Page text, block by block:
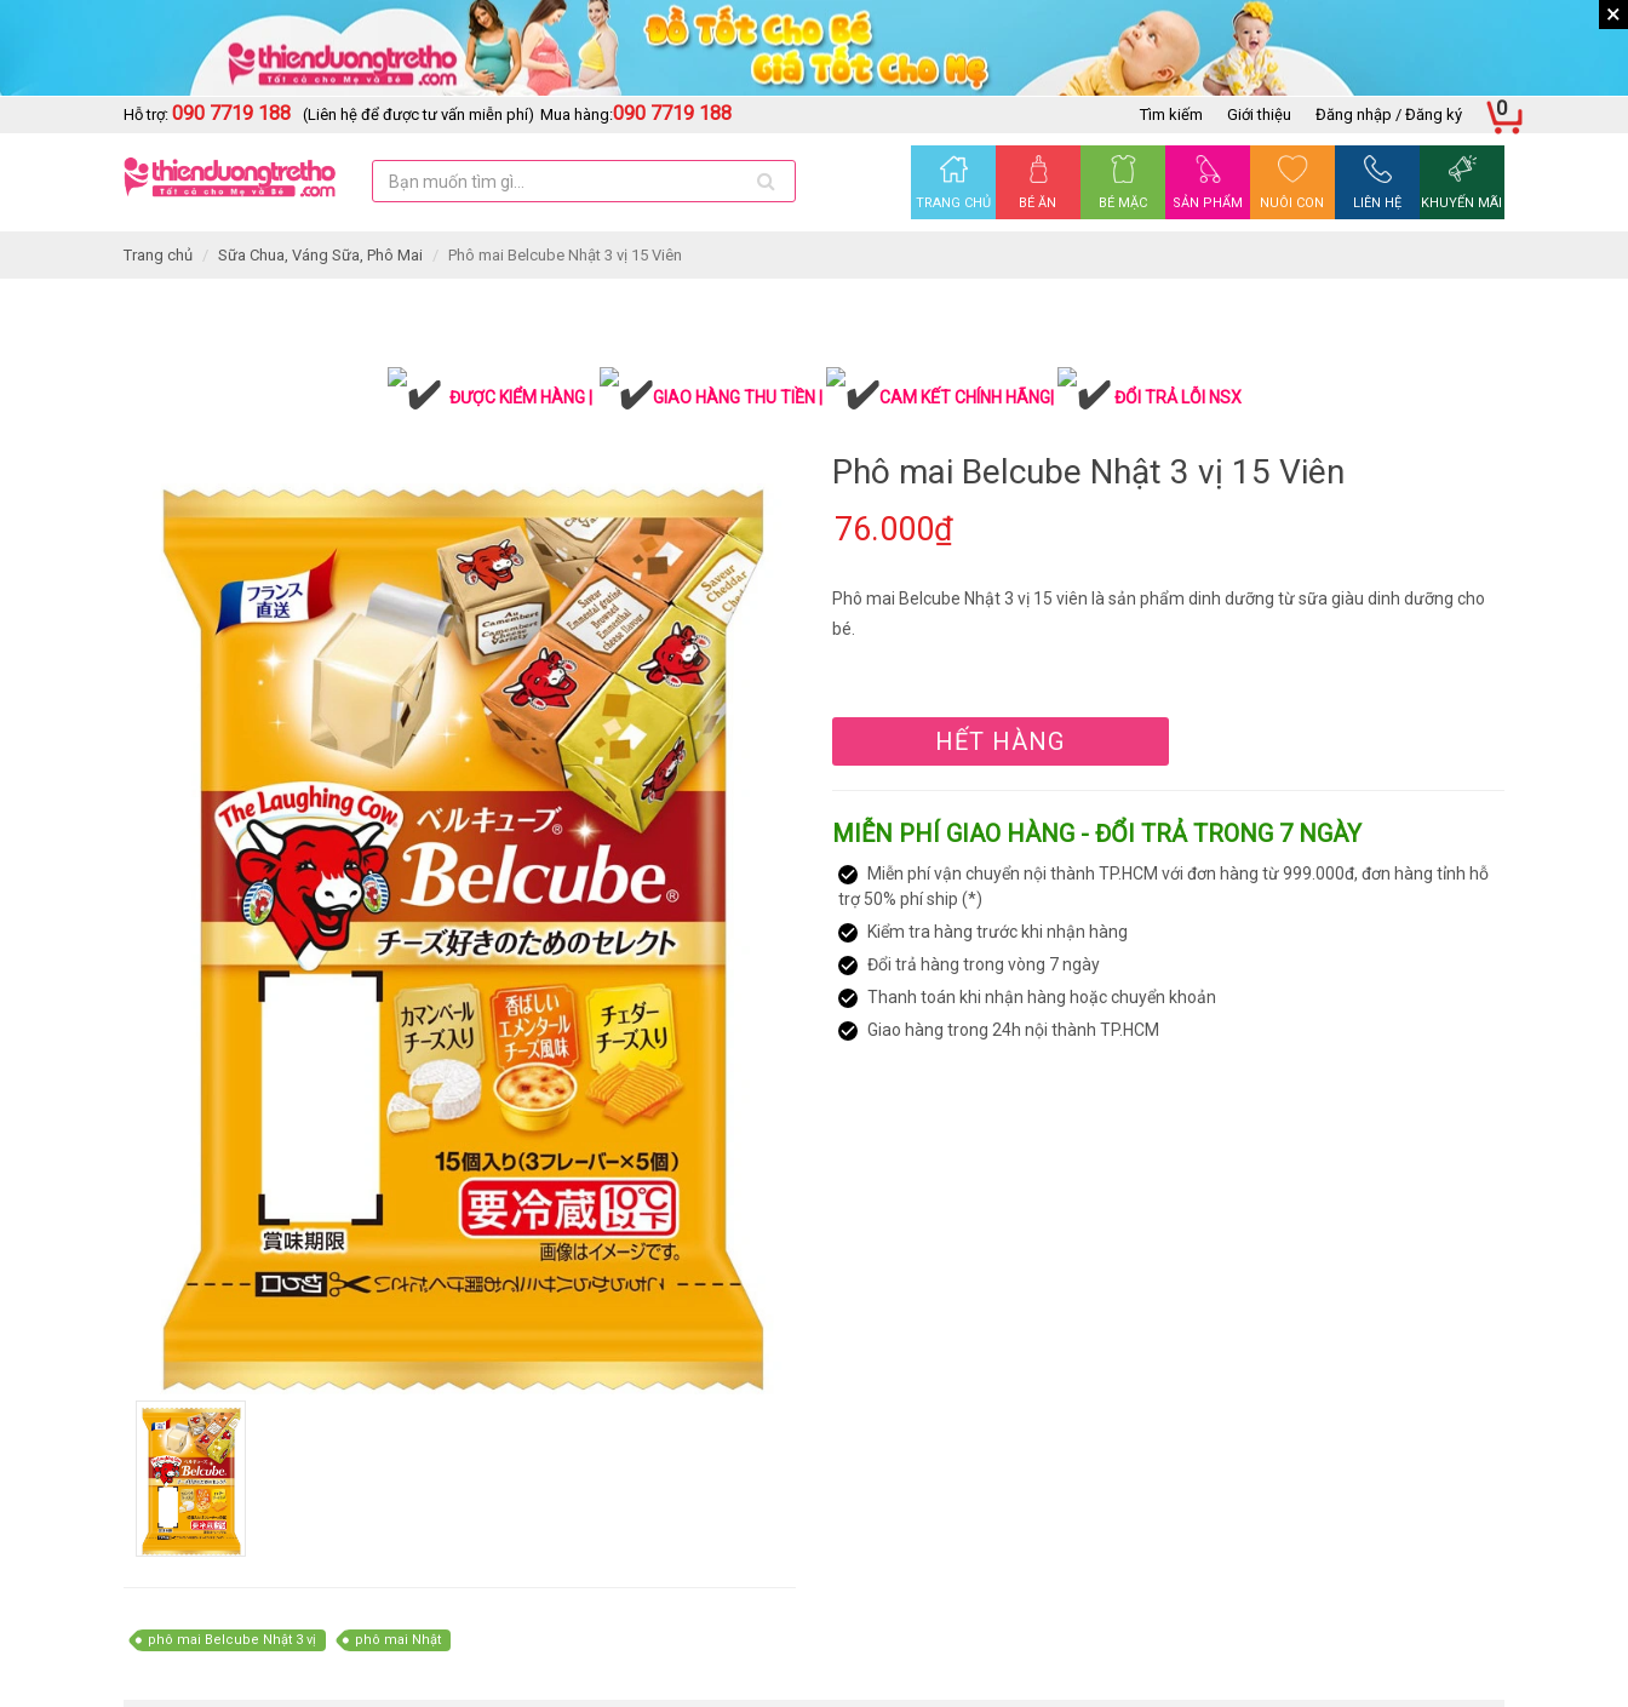
×
Hỗ trợ: 090 7719 188 (Liên hệ để được tư vấn miễn phí) Mua hàng:090 7719 188 Tìm kiếm Giới thiệu Đăng nhập / Đăng ký
TRANG CHỦ BÉ ĂN BÉ MẶC SẢN PHẨM NUÔI CON LIÊN HỆ KHUYẾN MÃI
0
Trang chủ Sữa Chua, Váng Sữa, Phô Mai Phô mai Belcube Nhật 3 vị 15 Viên
ĐƯỢC KIỂM HÀNG | GIAO HÀNG THU TIỀN | CAM KẾT CHÍNH HÃNG| ĐỔI TRẢ LỖI NSX
phô mai Belcube Nhật 3 vị phô mai Nhật
Phô mai Belcube Nhật 3 vị 15 Viên
76.000₫
Phô mai Belcube Nhật 3 vị 15 viên là sản phẩm dinh dưỡng từ sữa giàu dinh dưỡng cho
bé.
HẾT HÀNG
MIỄN PHÍ GIAO HÀNG - ĐỔI TRẢ TRONG 7 NGÀY
Miễn phí vận chuyển nội thành TP.HCM với đơn hàng từ 999.000đ, đơn hàng tỉnh hỗ
trợ 50% phí ship (*)
Kiểm tra hàng trước khi nhận hàng
Đổi trả hàng trong vòng 7 ngày
Thanh toán khi nhận hàng hoặc chuyển khoản
Giao hàng trong 24h nội thành TP.HCM